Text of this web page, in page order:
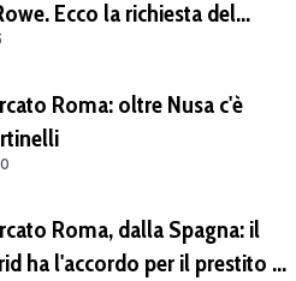
Ecco la richiesta del
Roma: oltre Nusa c'è
Roma, dalla Spagna: il
ha l'accordo per il prestito di